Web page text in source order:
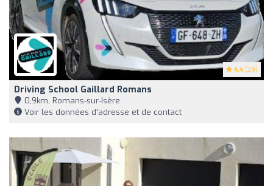
4.4 (29)
Driving School Gaillard Romans
0,9km, Romans-sur-Isère
Voir les données d'adresse et de contact